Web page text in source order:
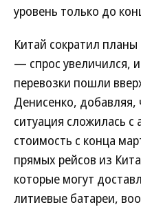
уровень только до
Китай сократил
— спрос увеличился,
перевозки пошли
Денисенко,
ситуация сложилась
стоимость с конца
прямых рейсов из
которые могут
литиевые батареи,